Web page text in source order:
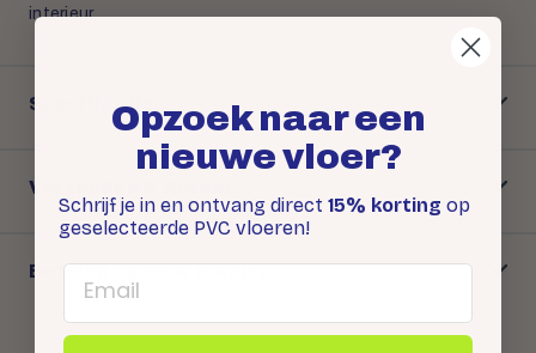
interieur.
Specificaties
Verzenden & Retour
Betalen op jouw manier
Opzoek naar een
nieuwe vloer?
Schrijf je in en ontvang direct 15% korting op
geselecteerde PVC vloeren!
Email